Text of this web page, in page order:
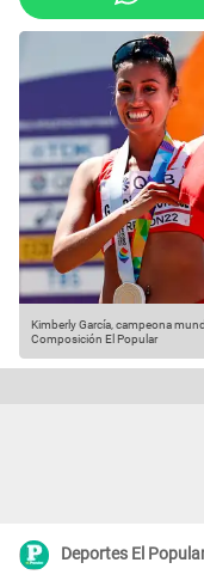
Kimberly García, campeona
Composición El Popular
Deportes El